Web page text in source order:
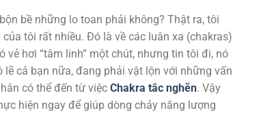
bề những lo toan phải không? Thật ra, tôi
tôi rất nhiều. Đó là về các luân xa (chakras)
vẻ hơi “tâm linh” một chút, nhưng tin tôi đi, nó
cả bạn nữa, đang phải vật lộn với những vấn
có thể đến từ việc Chakra tắc nghẽn. Vậy
hiện ngay để giúp dòng chảy năng lượng